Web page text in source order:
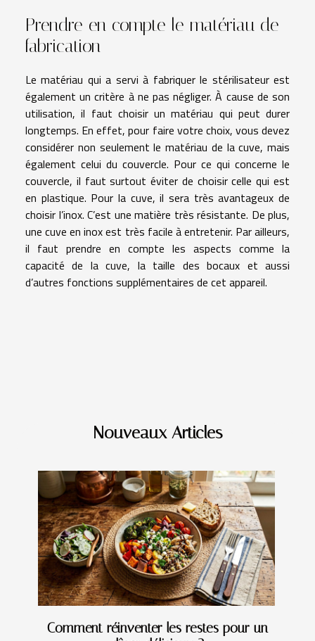
Prendre en compte le matériau de
fabrication
Le matériau qui a servi à fabriquer le stérilisateur est
également un critère à ne pas négliger. À cause de son
utilisation, il faut choisir un matériau qui peut durer
longtemps. En effet, pour faire votre choix, vous devez
considérer non seulement le matériau de la cuve, mais
également celui du couvercle. Pour ce qui concerne le
couvercle, il faut surtout éviter de choisir celle qui est
en plastique. Pour la cuve, il sera très avantageux de
choisir l’inox. C’est une matière très résistante. De plus,
une cuve en inox est très facile à entretenir. Par ailleurs,
il faut prendre en compte les aspects comme la
capacité de la cuve, la taille des bocaux et aussi
d’autres fonctions supplémentaires de cet appareil.
Nouveaux Articles
Comment réinventer les restes pour un